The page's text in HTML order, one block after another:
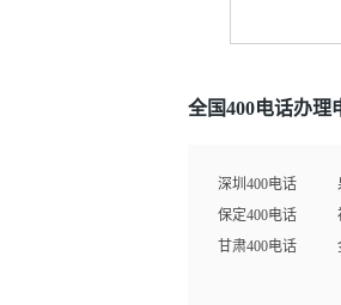
全国400电话办理
深圳400电话
保定400电话
甘肃400电话